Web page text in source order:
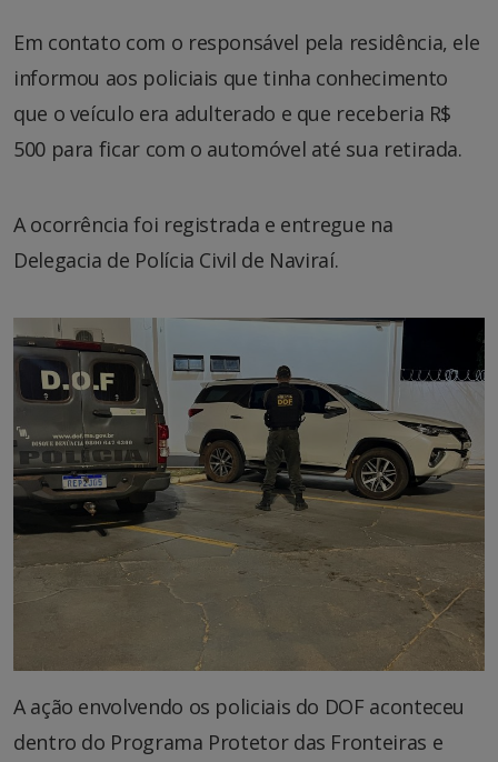
Em contato com o responsável pela residência, ele
informou aos policiais que tinha conhecimento
que o veículo era adulterado e que receberia R$
500 para ficar com o automóvel até sua retirada.
A ocorrência foi registrada e entregue na
Delegacia de Polícia Civil de Naviraí.
A ação envolvendo os policiais do DOF aconteceu
dentro do Programa Protetor das Fronteiras e